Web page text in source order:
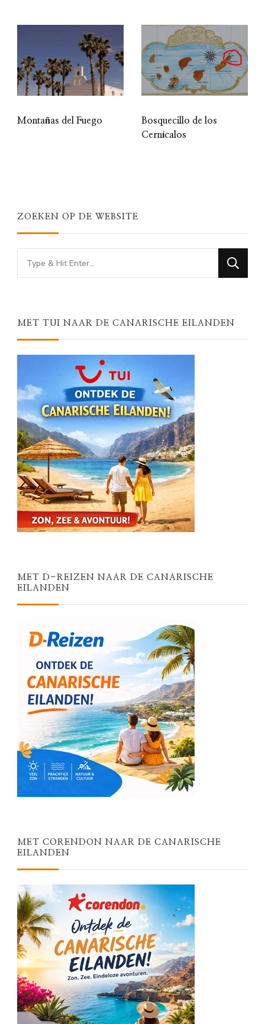
Montañas del Fuego
Bosquecillo de los
Cernícalos
ZOEKEN OP DE WEBSITE
Looking
for
MET TUI NAAR DE CANARISCHE EILANDEN
MET D-REIZEN NAAR DE CANARISCHE
EILANDEN
MET CORENDON NAAR DE CANARISCHE
EILANDEN